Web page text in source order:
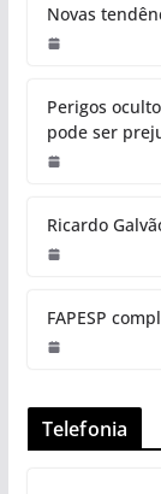
Novas
Perigos
pode ser
Ricardo
FAPESP
Telefonia